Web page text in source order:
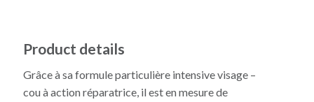
Product details
Grâce à sa formule particulière intensive visage –
cou à action réparatrice, il est en mesure de